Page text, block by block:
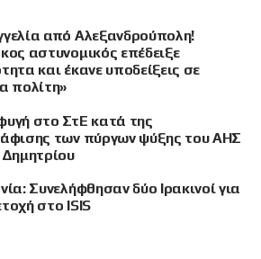
από Αλεξανδρούπολη!
αστυνομικός επέδειξε
και έκανε υποδείξεις σε
πολίτη»
στο ΣτΕ κατά της
των πύργων ψύξης του ΑΗΣ
Δημητρίου
Συνελήφθησαν δύο Ιρακινοί για
στο ISIS